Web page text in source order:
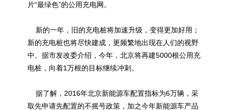
片“最绿色”的公用充电网。
新的一年，旧的充电桩将加速升级，变得更加好用；
新的充电桩也将尽快建成，更频繁地出现在人们的视野
中。据市发改委介绍，今年，北京将再建5000根公用充
电桩，向着1万根的目标继续冲刺。
据了解，2016年北京新能源车配置指标为6万辆，采
取先申请先配置的不摇号政策，加之今年新能源车产品